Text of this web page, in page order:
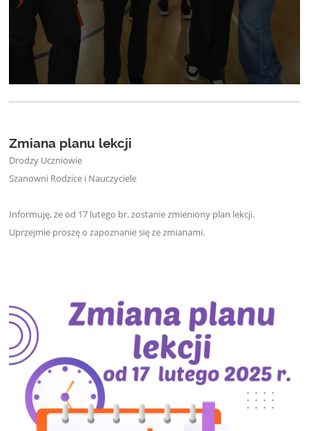
Zmiana planu lekcji
Drodzy Uczniowie
Szanowni Rodzice i Nauczyciele
Informuję, że od 17 lutego br. zostanie zmieniony plan lekcji.
Uprzejmie proszę o zapoznanie się ze zmianami.